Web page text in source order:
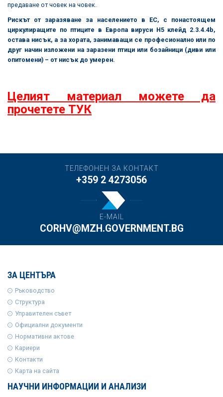
предаване от човек на човек.
Рискът от заразяване за населението в ЕС, с понастоящем
циркулиращите по птиците в Европа вируси H5 клейд 2.3.4.4b,
остава нисък, а за хората, занимаващи се професионално или по
друг начин изложени на заразени птици или бозайници (диви или
опитомени) – от нисък до умерен.
Целият материал можете да
прочетете ТУК
ТЕЛЕФОНЕН ЗА КОНТАКТ
+359 2 4273056
E-MAIL
CORHV@MZH.GOVERNMENT.BG
ЗА ЦЕНТЪРА
Ръководство
Структура
Управителен съвет
Официални документи
Нормативни актове
Кариери
Контакти
Карта на сайта
НАУЧНИ ИНФОРМАЦИИ И АНАЛИЗИ